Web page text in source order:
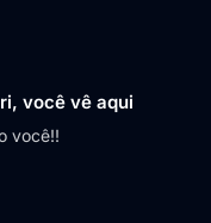
você vê aqui
você!!